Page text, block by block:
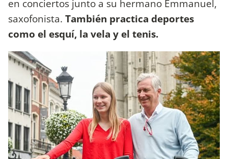
en conciertos junto a su hermano Emmanuel,
saxofonista. También practica deportes
como el esquí, la vela y el tenis.